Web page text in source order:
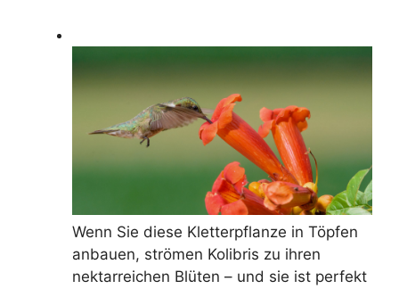
Wenn Sie diese Kletterpflanze in Töpfen
anbauen, strömen Kolibris zu ihren
nektarreichen Blüten – und sie ist perfekt